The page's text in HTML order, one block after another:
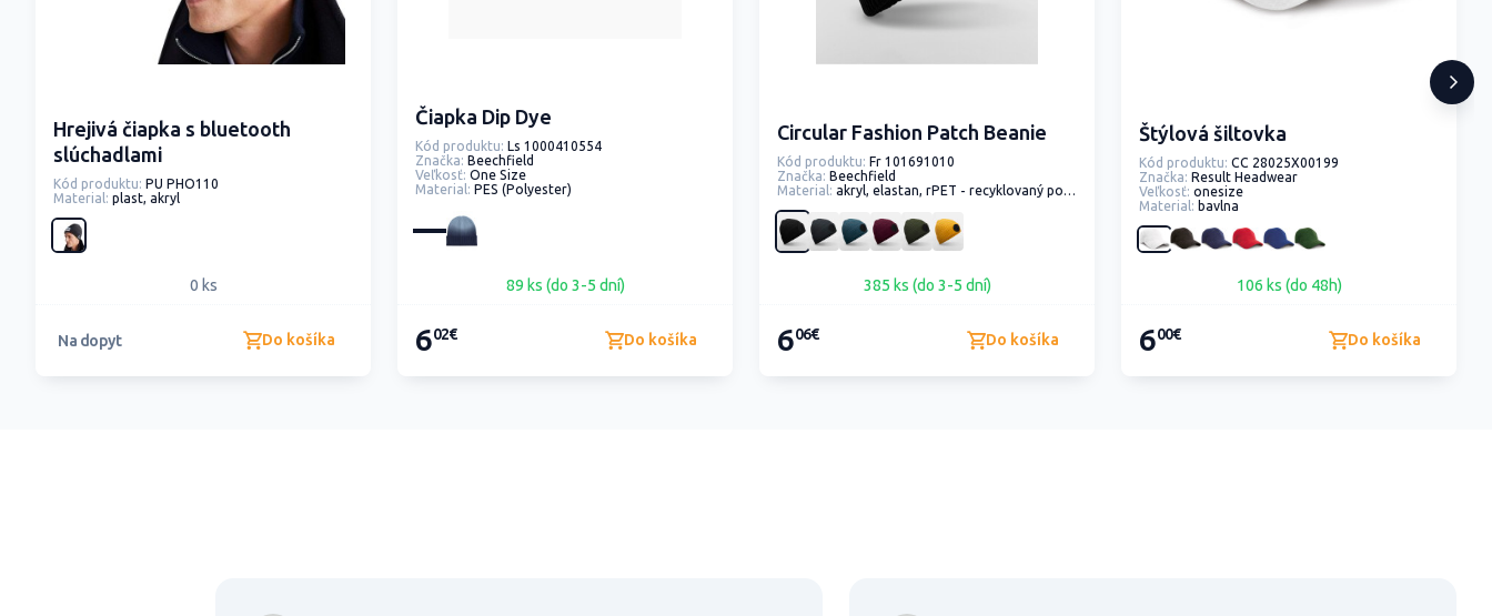
Hrejivá čiapka s bluetooth
slúchadlami
Kód produktu: PU PHO110
Material: plast, akryl
0 ks
Na dopyt Do košíka
Čiapka Dip Dye
Kód produktu: Ls 1000410554
Značka: Beechfield
Veľkosť: One Size
Material: PES (Polyester)
89 ks (do 3-5 dní)
602€ Do košíka
Circular Fashion Patch Beanie
Kód produktu: Fr 101691010
Značka: Beechfield
Material: akryl, elastan, rPET - recyklovaný polyester
385 ks (do 3-5 dní)
606€ Do košíka
Štýlová šiltovka
Kód produktu: CC 28025X00199
Značka: Result Headwear
Veľkosť: onesize
Material: bavlna
106 ks (do 48h)
600€ Do košíka